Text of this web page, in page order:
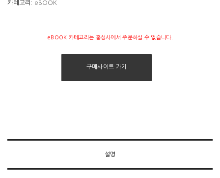
카테고리: eBOOK
eBOOK 카테고리는 홍성사에서 주문하실 수 없습니다.
구매사이트 가기
설명